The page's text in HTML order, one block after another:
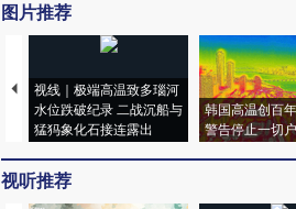
图片推荐
视线｜极端高温致多瑙河
水位跌破纪录 二战沉船与
猛犸象化石接连露出
韩国高温创百
警告停止一切
视听推荐